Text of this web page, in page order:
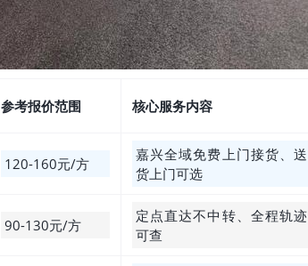
参考报价范围 核心服务内容
120-160元/方
嘉兴全域免费上门接货、送
货上门可选
90-130元/方
定点直达不中转、全程轨迹
可查